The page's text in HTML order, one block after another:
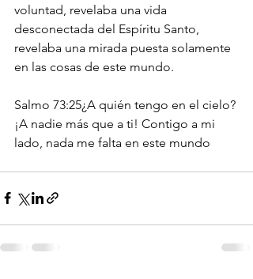
voluntad, revelaba una vida
desconectada del Espíritu Santo,
revelaba una mirada puesta solamente
en las cosas de este mundo.
Salmo 73:25¿A quién tengo en el cielo?
¡A nadie más que a ti! Contigo a mi
lado, nada me falta en este mundo